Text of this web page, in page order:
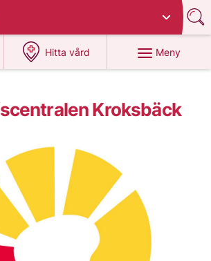
region
Hitta vård
på 1177.se
Meny
Kroksbäck